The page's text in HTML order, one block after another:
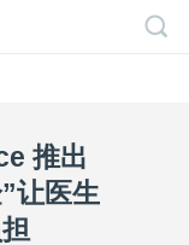
推出
让医生